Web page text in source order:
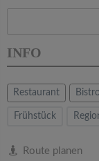
INFO
Restaurant Bistro
Frühstück
Route planen
a
v